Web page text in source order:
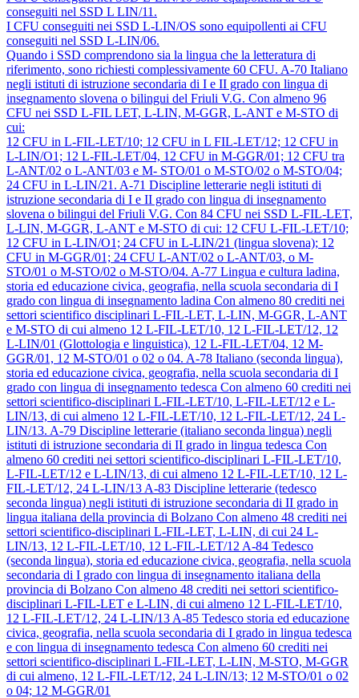
conseguiti nel SSD L LIN/11.
I CFU conseguiti nei SSD L-LIN/OS sono equipollenti ai CFU
conseguiti nel SSD L-LIN/06.
Quando i SSD comprendono sia la lingua che la letteratura di
riferimento, sono richiesti complessivamente 60 CFU. A-70 Italiano
negli istituti di istruzione secondaria di I e II grado con lingua di
insegnamento slovena o bilingui del Friuli V.G. Con almeno 96
CFU nei SSD L-FIL LET, L-LIN, M-GGR, L-ANT e M-STO di
cui:
12 CFU in L-FIL-LET/10; 12 CFU in L FIL-LET/12; 12 CFU in
L-LIN/O1; 12 L-FIL-LET/04, 12 CFU in M-GGR/01; 12 CFU tra
L-ANT/02 o L-ANT/03 e M- STO/01 o M-STO/02 o M-STO/04;
24 CFU in L-LIN/21. A-71 Discipline letterarie negli istituti di
istruzione secondaria di I e II grado con lingua di insegnamento
slovena o bilingui del Friuli V.G. Con 84 CFU nei SSD L-FIL-LET,
L-LIN, M-GGR, L-ANT e M-STO di cui: 12 CFU L-FIL-LET/10;
12 CFU in L-LIN/O1; 24 CFU in L-LIN/21 (lingua slovena); 12
CFU in M-GGR/01; 24 CFU L-ANT/02 o L-ANT/03, o M-
STO/01 o M-STO/02 o M-STO/04. A-77 Lingua e cultura ladina,
storia ed educazione civica, geografia, nella scuola secondaria di I
grado con lingua di insegnamento ladina Con almeno 80 crediti nei
settori scientifico disciplinari L-FIL-LET, L-LIN, M-GGR, L-ANT
e M-STO di cui almeno 12 L-FIL-LET/10, 12 L-FIL-LET/12, 12
L-LIN/01 (Glottologia e linguistica), 12 L-FIL-LET/04, 12 M-
GGR/01, 12 M-STO/01 o 02 o 04. A-78 Italiano (seconda lingua),
storia ed educazione civica, geografia, nella scuola secondaria di I
grado con lingua di insegnamento tedesca Con almeno 60 crediti nei
settori scientifico-disciplinari L-FIL-LET/10, L-FIL-LET/12 e L-
LIN/13, di cui almeno 12 L-FIL-LET/10, 12 L-FIL-LET/12, 24 L-
LIN/13. A-79 Discipline letterarie (italiano seconda lingua) negli
istituti di istruzione secondaria di II grado in lingua tedesca Con
almeno 60 crediti nei settori scientifico-disciplinari L-FIL-LET/10,
L-FIL-LET/12 e L-LIN/13, di cui almeno 12 L-FIL-LET/10, 12 L-
FIL-LET/12, 24 L-LIN/13 A-83 Discipline letterarie (tedesco
seconda lingua) negli istituti di istruzione secondaria di II grado in
lingua italiana della provincia di Bolzano Con almeno 48 crediti nei
settori scientifico-disciplinari L-FIL-LET, L-LIN, di cui 24 L-
LIN/13, 12 L-FIL-LET/10, 12 L-FIL-LET/12 A-84 Tedesco
(seconda lingua), storia ed educazione civica, geografia, nella scuola
secondaria di I grado con lingua di insegnamento italiana della
provincia di Bolzano Con almeno 48 crediti nei settori scientifico-
disciplinari L-FIL-LET e L-LIN, di cui almeno 12 L-FIL-LET/10,
12 L-FIL-LET/12, 24 L-LIN/13 A-85 Tedesco storia ed educazione
civica, geografia, nella scuola secondaria di I grado in lingua tedesca
e con lingua di insegnamento tedesca Con almeno 60 crediti nei
settori scientifico-disciplinari L-FIL-LET, L-LIN, M-STO, M-GGR
di cui almeno, 12 L-FIL-LET/12, 24 L-LIN/13; 12 M-STO/01 o 02
o 04; 12 M-GGR/01